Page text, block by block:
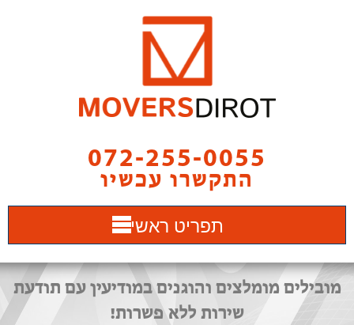
072-255-0055
התקשרו עכשיו
תפריט ראשי
מובילים מומלצים והוגנים במודיעין עם תודעת
שירות ללא פשרות!